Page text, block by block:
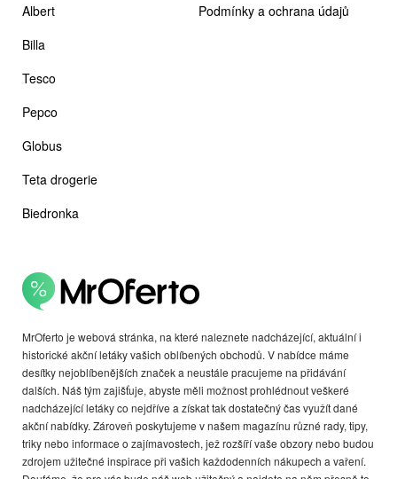
MrOferto je webová stránka, na které naleznete nadcházející, aktuální i
historické akční letáky vašich oblíbených obchodů. V nabídce máme
desítky nejoblíbenějších značek a neustále pracujeme na přidávání
dalších. Náš tým zajišťuje, abyste měli možnost prohlédnout veškeré
nadcházející letáky co nejdříve a získat tak dostatečný čas využít dané
akční nabídky. Zároveň poskytujeme v našem magazínu různé rady, tipy,
triky nebo informace o zajímavostech, jež rozšíří vaše obzory nebo budou
zdrojem užitečné inspirace při vašich každodenních nákupech a vaření.
Albert
Billa
Tesco
Pepco
Globus
Teta drogerie
Biedronka
Podmínky a ochrana údajů